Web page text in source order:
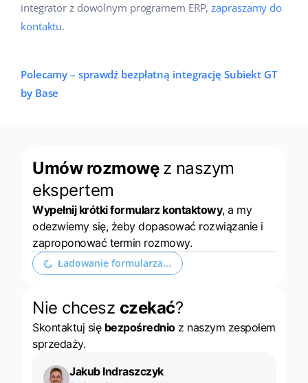
integrator z dowolnym programem ERP, zapraszamy do
kontaktu.
Polecamy – sprawdź bezpłatną integrację Subiekt GT
by Base
Umów rozmowę z naszym
ekspertem
Wypełnij krótki formularz kontaktowy, a my
odezwiemy się, żeby dopasować rozwiązanie i
zaproponować termin rozmowy.
Rozwiń formularz kontaktowy
Nie chcesz czekać?
Skontaktuj się bezpośrednioz naszym zespołem
sprzedaży.
Jakub Indraszczyk